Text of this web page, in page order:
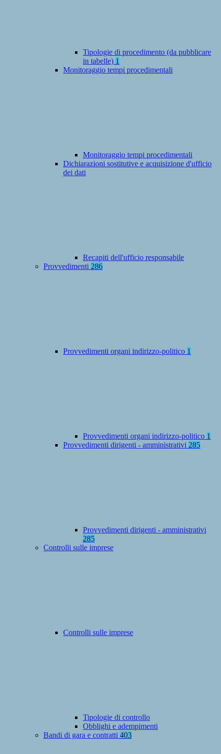
Tipologie di procedimento (da pubblicare
in tabelle) 1
Monitoraggio tempi procedimentali
Monitoraggio tempi procedimentali
Dichiarazioni sostitutive e acquisizione d'ufficio
dei dati
Recapiti dell'ufficio responsabile
Provvedimenti 286
Provvedimenti organi indirizzo-politico 1
Provvedimenti organi indirizzo-politico 1
Provvedimenti dirigenti - amministrativi 285
Provvedimenti dirigenti - amministrativi
285
Controlli sulle imprese
Controlli sulle imprese
Tipologie di controllo
Obblighi e adempimenti
Bandi di gara e contratti 403